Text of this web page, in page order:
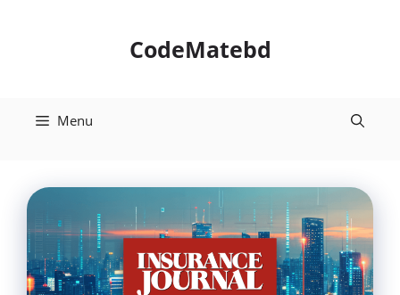
CodeMatebd
Menu